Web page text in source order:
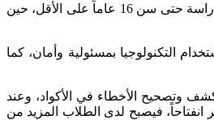
ستصبح بريطانيا أول دولة في العالم تضع البرمجة ضمن مناهج المدارس الابتدائية، ليبدأ الأطفال تعلم كتابة الأكواد عندما يدخلون المدرسة في سن 5 سنوات، وتستمر الدراسة حتى سن 16 عاماً على الأقل، حين
التكنولوجيا بمسئولية وأمان، كما
وتصحيح الأخطاء في الأكواد، وعند
انفتاحاً، فيصبح لدى الطلاب المزيد من